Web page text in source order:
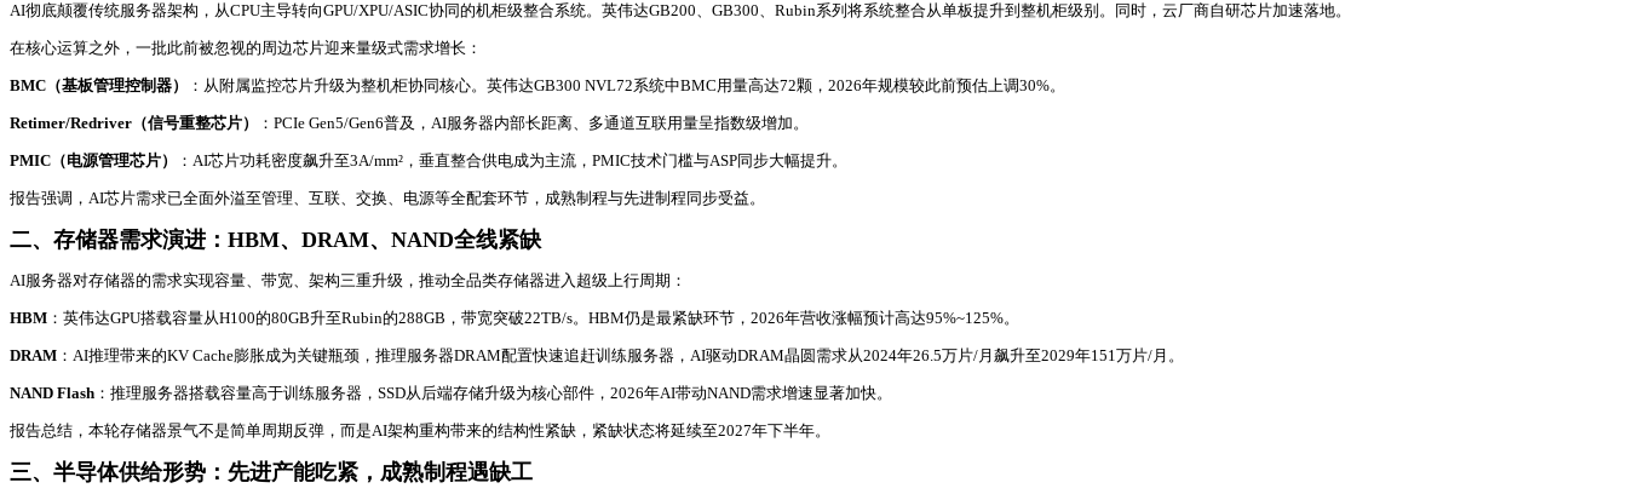
AI彻底颠覆传统服务器架构，从CPU主导转向GPU/XPU/ASIC协同的机柜级整合系统。英伟达GB200、GB300、Rubin系列将系统整合从单板提升到整机柜级别。同时，云厂商自研芯片加速落地。
在核心运算之外，一批此前被忽视的周边芯片迎来量级式需求增长：
BMC（基板管理控制器） ：从附属监控芯片升级为整机柜协同核心。英伟达GB300 NVL72系统中BMC用量高达72颗，2026年规模较此前预估上调30%。
Retimer/Redriver（信号重整芯片） ：PCIe Gen5/Gen6普及，AI服务器内部长距离、多通道互联用量呈指数级增加。
PMIC（电源管理芯片） ：AI芯片功耗密度飙升至3A/mm²，垂直整合供电成为主流，PMIC技术门槛与ASP同步大幅提升。
报告强调，AI芯片需求已全面外溢至管理、互联、交换、电源等全配套环节，成熟制程与先进制程同步受益。
二、存储器需求演进：HBM、DRAM、NAND全线紧缺
AI服务器对存储器的需求实现容量、带宽、架构三重升级，推动全品类存储器进入超级上行周期：
HBM ：英伟达GPU搭载容量从H100的80GB升至Rubin的288GB，带宽突破22TB/s。HBM仍是最紧缺环节，2026年营收涨幅预计高达95%~125%。
DRAM ：AI推理带来的KV Cache膨胀成为关键瓶颈，推理服务器DRAM配置快速追赶训练服务器，AI驱动DRAM晶圆需求从2024年26.5万片/月飙升至2029年151万片/月。
NAND Flash ：推理服务器搭载容量高于训练服务器，SSD从后端存储升级为核心部件，2026年AI带动NAND需求增速显著加快。
报告总结，本轮存储器景气不是简单周期反弹，而是AI架构重构带来的结构性紧缺，紧缺状态将延续至2027年下半年。
三、半导体供给形势：先进产能吃紧，成熟制程遇缺工